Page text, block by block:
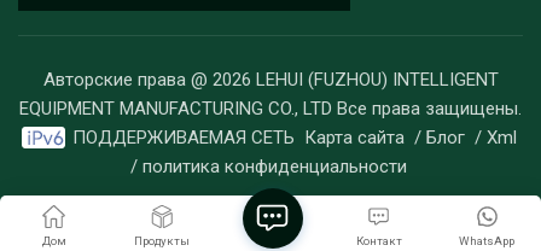
Авторские права @ 2026 LEHUI (FUZHOU) INTELLIGENT
EQUIPMENT MANUFACTURING CO., LTD Все права защищены.
ПОДДЕРЖИВАЕМАЯ СЕТЬ Карта сайта / Блог / Xml
/ политика конфиденциальности
Дом Продукты WhatsApp
Контакт